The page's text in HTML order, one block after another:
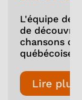
L'équipe
de
chansons
québécoise!
Lire plus